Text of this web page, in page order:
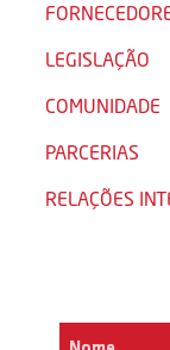
LEGISLAÇÃO
COMUNIDADE
PARCERIAS
RELAÇÕES